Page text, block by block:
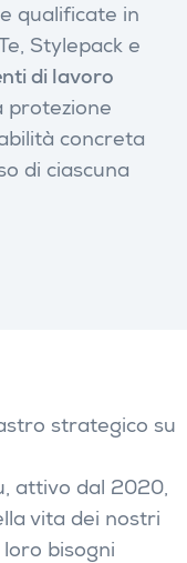
qualificate in
Stylepack e
di lavoro
protezione
concreta
di ciascuna
strategico su
attivo dal 2020,
vita dei nostri
bisogni